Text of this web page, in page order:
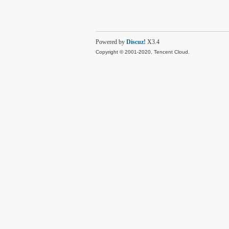
Powered by Discuz! X3.4
Copyright © 2001-2020, Tencent Cloud.